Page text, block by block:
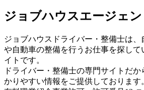
ジョブハウスエージェン
ジョブハウスドライバー・整備士は
や自動車の整備を行うお仕事を探して
イトです。
ドライバー・整備士の専門サイトだ
かりやすい情報をご提供しております